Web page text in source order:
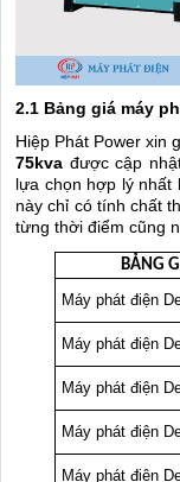
2.1 Bảng giá máy
Hiệp Phát Power xin
75kva được cập
lựa chọn hợp lý nhất
này chỉ có tính chất
từng thời điểm cũng
BẢNG
Máy phát điện
Máy phát điện
Máy phát điện
Máy phát điện
Máy phát điện